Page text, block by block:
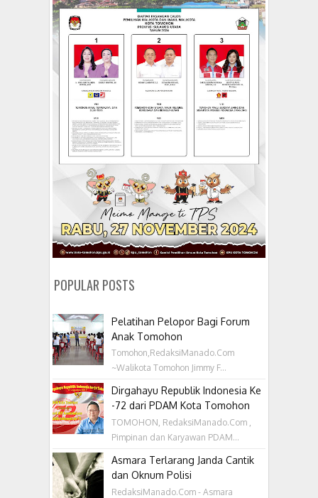
POPULAR POSTS
Pelatihan Pelopor Bagi Forum
Anak Tomohon
Tomohon,RedaksiManado.Com
~Walikota Tomohon Jimmy F...
Dirgahayu Republik Indonesia Ke
-72 dari PDAM Kota Tomohon
TOMOHON, RedaksiManado.Com ,
Pimpinan dan Karyawan PDAM...
Asmara Terlarang Janda Cantik
dan Oknum Polisi
RedaksiManado.Com - Asmara